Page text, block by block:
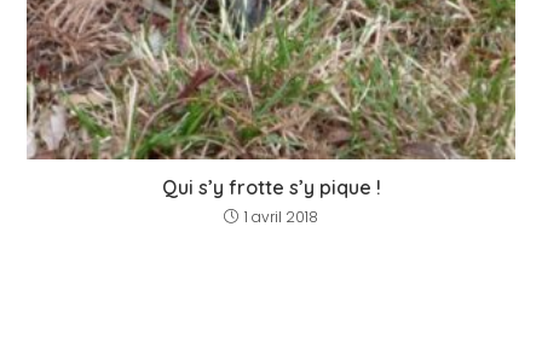
Qui s’y frotte s’y pique !
1 avril 2018